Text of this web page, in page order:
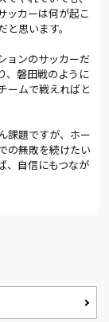
ッカーは何が起こ
思います。
ョンのサッカーだ
、磐田戦のように
ームで戦えればと
課題ですが、ホー
の無敗を続けたい
、自信にもつなが